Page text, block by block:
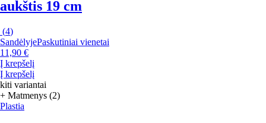
aukštis 19 cm
(4)
SandėlyjePaskutiniai vienetai
11,90 €
Į krepšelį
Į krepšelį
kiti variantai
+ Matmenys (2)
Plastia